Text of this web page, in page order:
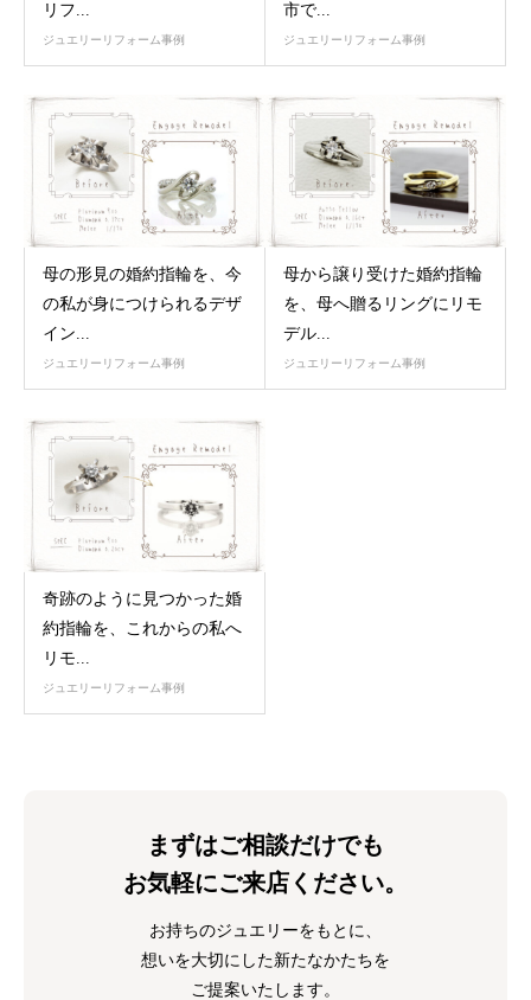
リフ...
ジュエリーリフォーム事例
市で...
ジュエリーリフォーム事例
母の形見の婚約指輪を、今
の私が身につけられるデザ
イン...
ジュエリーリフォーム事例
母から譲り受けた婚約指輪
を、母へ贈るリングにリモ
デル...
ジュエリーリフォーム事例
奇跡のように見つかった婚
約指輪を、これからの私へ
リモ...
ジュエリーリフォーム事例
まずはご相談だけでも
お気軽にご来店ください。
お持ちのジュエリーをもとに、
想いを大切にした新たなかたちを
ご提案いたします。